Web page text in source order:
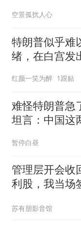
空景孤扰人心
特朗普似乎难
绪，在白宫发
红颜一笑为醉 1跟贴
难怪特朗普急
坦言：中国这
暂停白昼
管理层开会收
利股，我当场
苏有朋影音馆